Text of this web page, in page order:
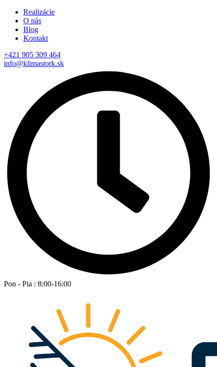
Realizácie
O nás
Blog
Kontakt
+421 905 309 464
info@klimastork.sk
Pon - Pia : 8:00-16:00